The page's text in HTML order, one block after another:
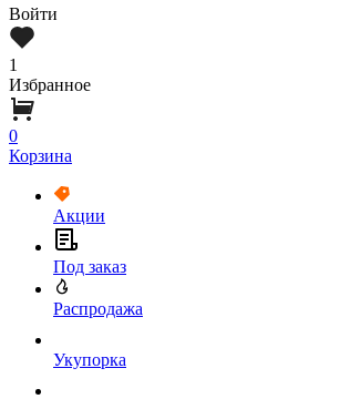
Войти
1
Избранное
0
Корзина
Акции
Под заказ
Распродажа
Укупорка